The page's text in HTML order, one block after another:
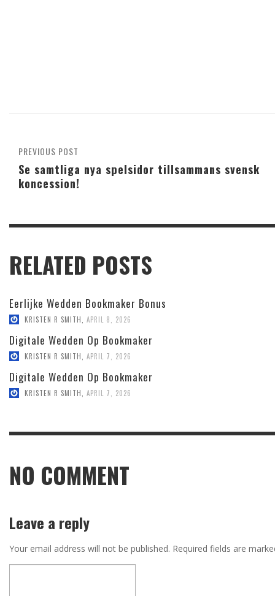
PREVIOUS POST
Se samtliga nya spelsidor tillsammans svensk
koncession!
RELATED POSTS
Eerlijke Wedden Bookmaker Bonus
KRISTEN R SMITH APRIL 8, 2026
Digitale Wedden Op Bookmaker
KRISTEN R SMITH APRIL 7, 2026
Digitale Wedden Op Bookmaker
KRISTEN R SMITH APRIL 7, 2026
NO COMMENT
Leave a reply
Your email address will not be published. Required fields are